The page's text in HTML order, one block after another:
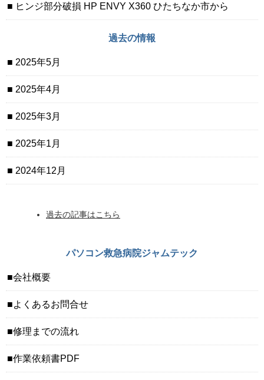
ヒンジ部分破損 HP ENVY X360 ひたちなか市から
過去の情報
2025年5月
2025年4月
2025年3月
2025年1月
2024年12月
過去の記事はこちら
パソコン救急病院ジャムテック
会社概要
よくあるお問合せ
修理までの流れ
作業依頼書PDF